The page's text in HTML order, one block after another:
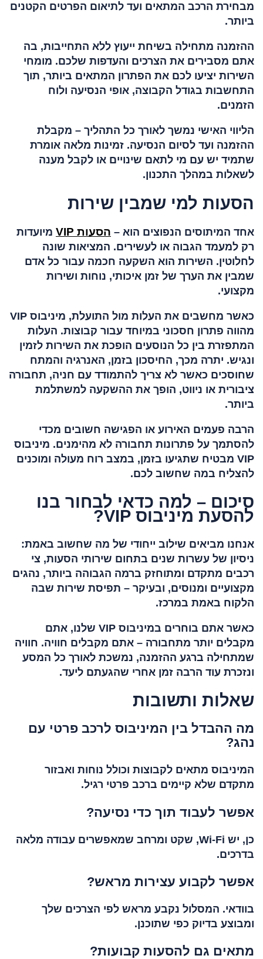
מבחירת הרכב המתאים ועד לתיאום הפרטים הקטנים
ביותר.
ההזמנה מתחילה בשיחת ייעוץ ללא התחייבות, בה
אתם מסבירים את הצרכים והעדפות שלכם. מומחי
השירות יציעו לכם את הפתרון המתאים ביותר, תוך
התחשבות בגודל הקבוצה, אופי הנסיעה ולוח
הזמנים.
הליווי האישי נמשך לאורך כל התהליך – מקבלת
ההזמנה ועד לסיום הנסיעה. זמינות מלאה אומרת
שתמיד יש עם מי לתאם שינויים או לקבל מענה
לשאלות במהלך התכנון.
הסעות למי שמבין שירות
אחד המיתוסים הנפוצים הוא – הסעות VIP
מיועדות
רק למעמד הגבוה או לעשירים. המציאות שונה
לחלוטין. השירות הוא השקעה חכמה עבור כל אדם
שמבין את הערך של זמן איכותי, נוחות ושירות
מקצועי.
כאשר מחשבים את העלות מול התועלת, מיניבוס VIP
מהווה פתרון חסכוני במיוחד עבור קבוצות. העלות
המתפזרת בין כל הנוסעים הופכת את השירות לזמין
ונגיש. יתרה מכך, החיסכון בזמן, האנרגיה והמתח
שחוסכים כאשר לא צריך להתמודד עם חניה, תחבורה
ציבורית או ניווט, הופך את ההשקעה למשתלמת
ביותר.
הרבה פעמים האירוע או הפגישה חשובים מכדי
להסתמך על פתרונות תחבורה לא מהימנים. מיניבוס
VIP מבטיח שתגיעו בזמן, במצב רוח מעולה ומוכנים
להצליח במה שחשוב לכם.
סיכום – למה כדאי לבחור בנו
להסעת מיניבוס VIP?
אנחנו מביאים שילוב ייחודי של מה שחשוב באמת:
ניסיון של עשרות שנים בתחום שירותי הסעות, צי
רכבים מתקדם ומתוחזק ברמה הגבוהה ביותר, נהגים
מקצועיים ומנוסים, ובעיקר – תפיסת שירות שבה
הלקוח באמת במרכז.
כאשר אתם בוחרים במיניבוס VIP שלנו, אתם
מקבלים יותר מתחבורה – אתם מקבלים חוויה. חוויה
שמתחילה ברגע ההזמנה, נמשכת לאורך כל המסע
ונזכרת עוד הרבה זמן אחרי שהגעתם ליעד.
שאלות ותשובות
מה ההבדל בין המיניבוס לרכב פרטי עם
נהג?
המיניבוס מתאים לקבוצות וכולל נוחות ואבזור
מתקדם שלא קיימים ברכב פרטי רגיל.
אפשר לעבוד תוך כדי נסיעה?
כן, יש Wi-Fi, שקט ומרחב שמאפשרים עבודה מלאה
בדרכים.
אפשר לקבוע עצירות מראש?
בוודאי. המסלול נקבע מראש לפי הצרכים שלך
ומבוצע בדיוק כפי שתוכנן.
מתאים גם להסעות קבועות?